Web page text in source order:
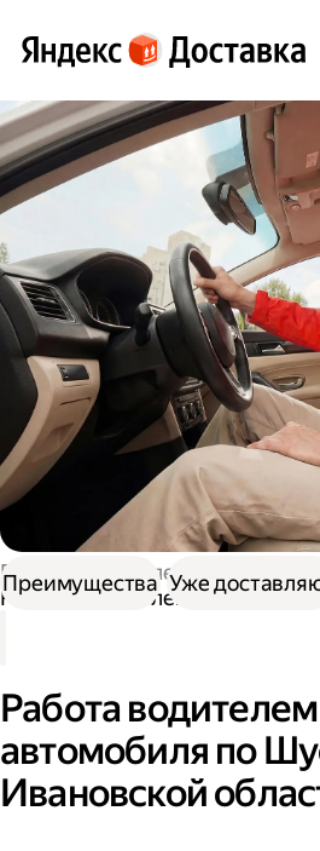
Работа водителем
Работа водителем грузового
Работа
автомобиля по
Ивановской
Преимущества Уже